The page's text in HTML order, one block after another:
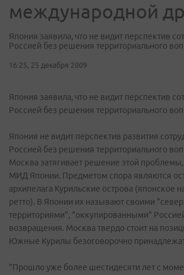
международной
Япония заявила, что не видит перспектив
Россией без решения территориального
16:25, 25 декабря 2009
Япония заявила, что не видит перспектив
Россией без решения территориального
Япония не видит перспектив развития
Россией без решения территориального
Москва затягивает решение этой проблемы,
МИД Японии. Предметом спора являются
архипелага Курильские острова (японское
ретто). В Японии их называют своими
территориями", "оккупированными"
возвращения. Москва твердо стоит на
Южные Курилы безоговорочно
"Прошло уже более шестидесяти лет с